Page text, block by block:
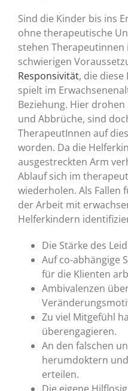
Sind die Kinder bis ins
ohne therapeutische
stehen Therapeutinnen
schwierigen
Responsivität, die
spielt im
Beziehung. Hier
und Abbrüche, sind
TherapeutInnen auf
worden. Da die
ausgestreckten Arm
Ablauf sich im
wiederholen. Als Fallen
der Arbeit mit
Helferkindern
Die Stärke des
Auf co-abhängige
für die Klienten
Ambivalenzen
Zu viel Mitgefühl
überengagieren.
An den falschen
herumdoktern
erteilen.